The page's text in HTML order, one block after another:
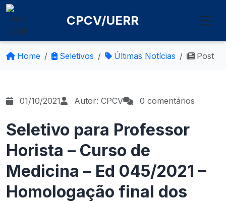
CPCV/UERR
Home Seletivos Últimas Notícias Post
01/10/2021 Autor: CPCV 0 comentários
Seletivo para Professor
Horista – Curso de
Medicina – Ed 045/2021 –
Homologação final dos